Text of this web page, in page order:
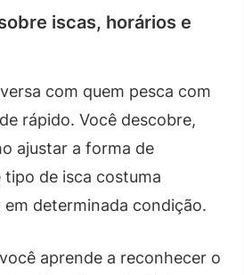
iscas, horários e
com quem pesca com
rápido. Você descobre,
ajustar a forma de
tipo de isca costuma
determinada condição.
aprende a reconhecer o